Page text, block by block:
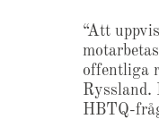
“Att
offentliga
Ryssland.
HBTQ-